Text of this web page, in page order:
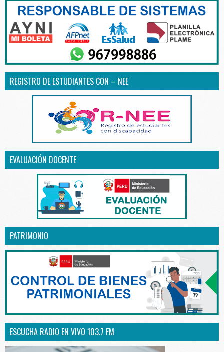
REGISTRO DE ESTUDIANTES CON – NEE
EVALUACIÓN DOCENTE
PATRIMONIO
ESCUCHA RADIO EN VIVO 103.7 FM